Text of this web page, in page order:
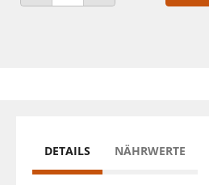
ANZAHL VERRINGERNANZAHL ERHÖHEN
DETAILS NÄHRWERTE